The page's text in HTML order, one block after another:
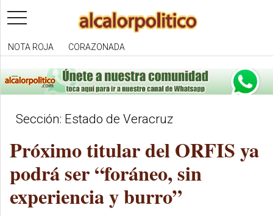
toggle
navigation
NOTA ROJA CORAZONADA
Sección: Estado de Veracruz
Próximo titular del ORFIS ya
podrá ser “foráneo, sin
experiencia y burro”